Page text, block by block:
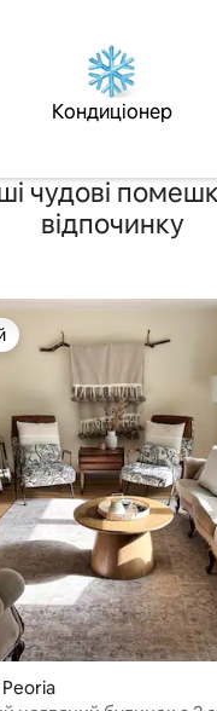
Кондиціонер
чудові
відпочинку
Peoria